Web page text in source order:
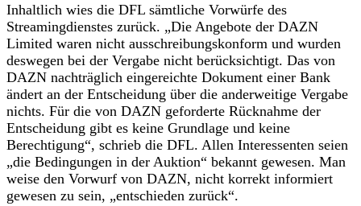
Inhaltlich wies die DFL sämtliche Vorwürfe des
Streamingdienstes zurück. „Die Angebote der DAZN
Limited waren nicht ausschreibungskonform und wurden
deswegen bei der Vergabe nicht berücksichtigt. Das von
DAZN nachträglich eingereichte Dokument einer Bank
ändert an der Entscheidung über die anderweitige Vergabe
nichts. Für die von DAZN geforderte Rücknahme der
Entscheidung gibt es keine Grundlage und keine
Berechtigung“, schrieb die DFL. Allen Interessenten seien
„die Bedingungen in der Auktion“ bekannt gewesen. Man
weise den Vorwurf von DAZN, nicht korrekt informiert
gewesen zu sein, „entschieden zurück“.